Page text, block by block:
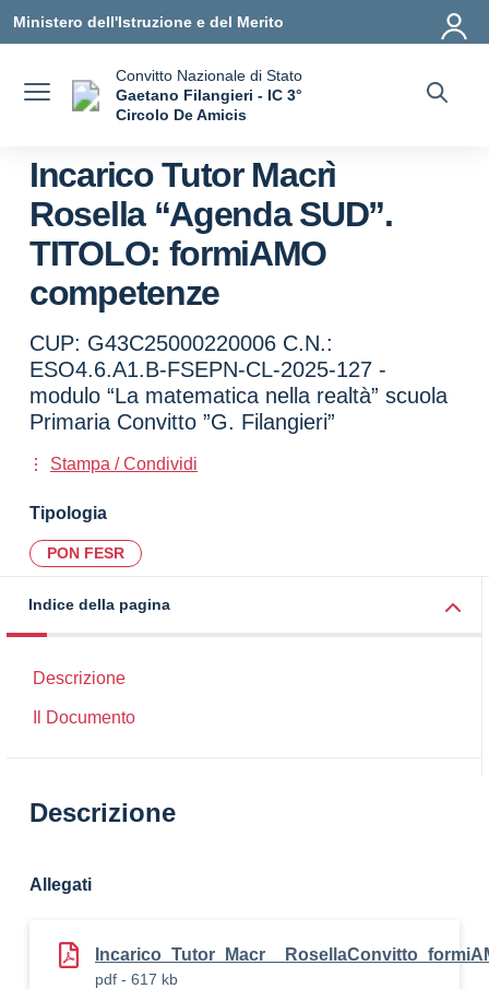
Ministero dell'Istruzione e del Merito
Convitto Nazionale di Stato
Gaetano Filangieri - IC 3°
Circolo De Amicis
Incarico Tutor Macrì
Rosella “Agenda SUD”.
TITOLO: formiAMO
competenze
CUP: G43C25000220006 C.N.:
ESO4.6.A1.B-FSEPN-CL-2025-127 -
modulo “La matematica nella realtà” scuola
Primaria Convitto ”G. Filangieri”
Stampa / Condividi
Tipologia
PON FESR
Indice della pagina
Descrizione
Il Documento
Descrizione
Allegati
pdf - 617 kb